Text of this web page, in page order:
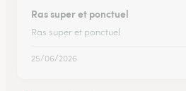
Ras super et ponctuel
Ras super et ponctuel
25/06/2026